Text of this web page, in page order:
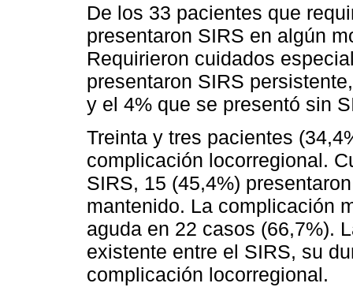
De los 33 pacientes que
presentaron SIRS en algún
Requirieron cuidados
presentaron SIRS
y el 4% que se presentó sin
Treinta y tres pacientes
complicación locorregional.
SIRS, 15 (45,4%)
mantenido. La complicación
aguda en 22 casos (66,7%).
existente entre el SIRS, su
complicación locorregional.